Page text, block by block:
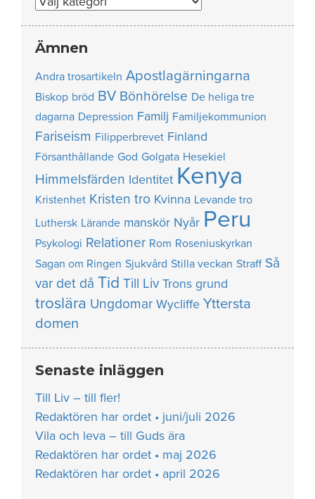
Ämnen
Andra trosartikeln Apostlagärningarna
Biskop bröd BV Bönhörelse De heliga tre
dagarna Depression Familj Familjekommunion
Fariseism Filipperbrevet Finland
Försanthållande God Golgata Hesekiel
Himmelsfärden Identitet Kenya
Kristenhet Kristen tro Kvinna Levande tro
Luthersk Lärande manskör Nyår Peru
Psykologi Relationer Rom Roseniuskyrkan
Sagan om Ringen Sjukvård Stilla veckan Straff Så
var det då Tid Till Liv Trons grund
troslära Ungdomar Wycliffe Yttersta
domen
Senaste inläggen
Till Liv – till fler!
Redaktören har ordet • juni/juli 2026
Vila och leva – till Guds ära
Redaktören har ordet • maj 2026
Redaktören har ordet • april 2026